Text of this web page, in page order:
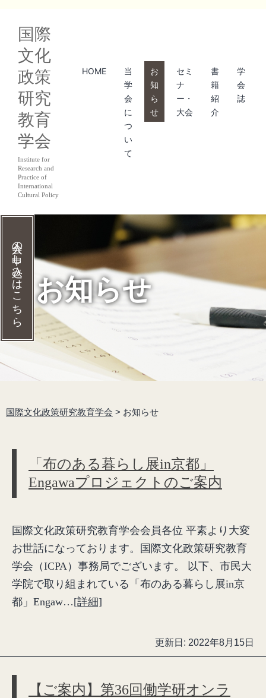
国際
文化
政策
研究
教育
学会
Institute for
Research and
Practice of
International
Cultural Policy
HOME
当
学
会
に
つ
い
て
お
知
ら
せ
セミ
ナ
ー・
大会
書
籍
紹
介
学
会
誌
入会の申し込みはこちら お知らせ
国際文化政策研究教育学会 > お知らせ
「布のある暮らし展in京都」
Engawaプロジェクトのご案内
国際文化政策研究教育学会会員各位 平素より大変
お世話になっております。国際文化政策研究教育
学会（ICPA）事務局でございます。 以下、市民大
学院で取り組まれている「布のある暮らし展in京
都」Engaw…[詳細]
更新日: 2022年8月15日
【ご案内】第36回働学研オンラ